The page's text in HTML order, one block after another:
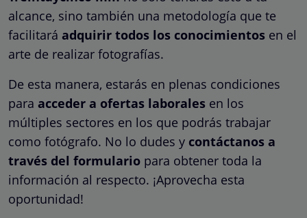
alcance, sino también una metodología que te
facilitará adquirir todos los conocimientos en el
arte de realizar fotografías.
De esta manera, estarás en plenas condiciones
para acceder a ofertas laborales en los
múltiples sectores en los que podrás trabajar
como fotógrafo. No lo dudes y contáctanos a
través del formulario para obtener toda la
información al respecto. ¡Aprovecha esta
oportunidad!